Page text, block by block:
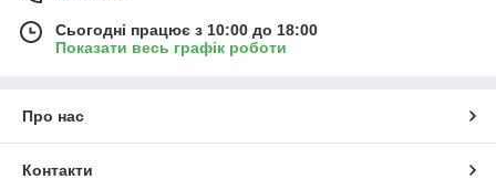
Сьогодні працює з 10:00 до 18:00
Показати весь графік роботи
Про нас
Контакти